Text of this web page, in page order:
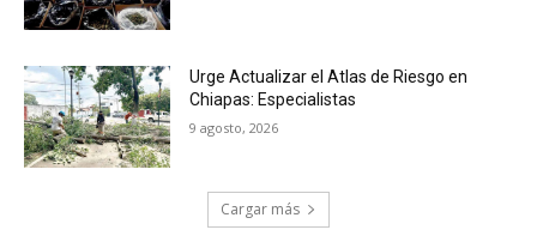
Urge Actualizar el Atlas de Riesgo en
Chiapas: Especialistas
9 agosto, 2026
Cargar más